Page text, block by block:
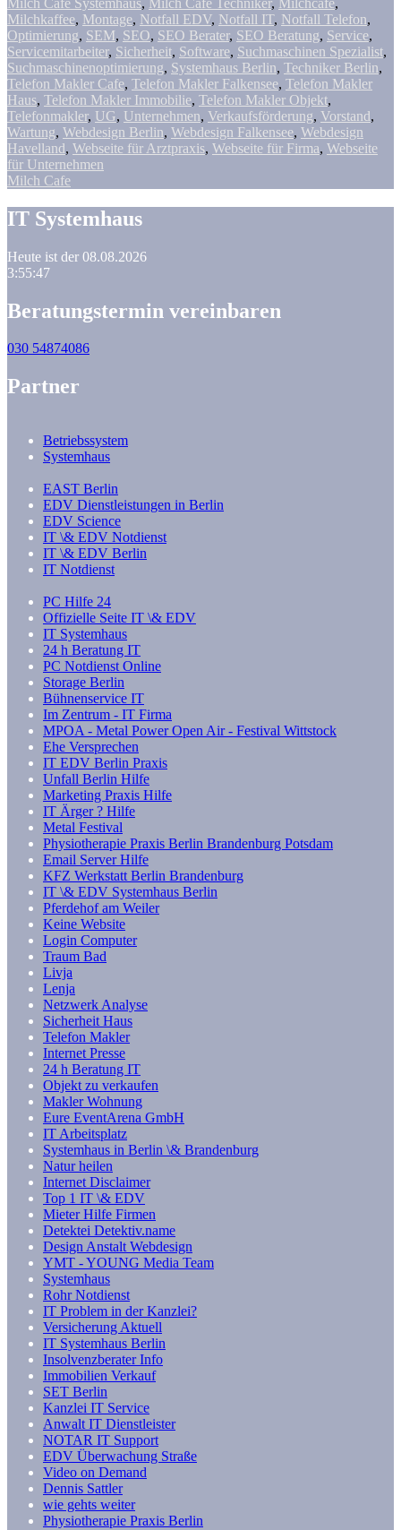
Milchkaffee, Montage, Notfall EDV, Notfall IT, Notfall Telefon,
Optimierung, SEM, SEO, SEO Berater, SEO Beratung, Service,
Servicemitarbeiter, Sicherheit, Software, Suchmaschinen Spezialist,
Suchmaschinenoptimierung, Systemhaus Berlin, Techniker Berlin,
Telefon Makler Cafe, Telefon Makler Falkensee, Telefon Makler
Haus, Telefon Makler Immobilie, Telefon Makler Objekt,
Telefonmakler, UG, Unternehmen, Verkaufsförderung, Vorstand,
Wartung, Webdesign Berlin, Webdesign Falkensee, Webdesign
Havelland, Webseite für Arztpraxis, Webseite für Firma, Webseite
für Unternehmen
Milch Cafe
IT Systemhaus
Heute ist der 08.08.2026
3:55:47
Beratungstermin vereinbaren
030 54874086
Partner
Betriebssystem
Systemhaus
EAST Berlin
EDV Dienstleistungen in Berlin
EDV Science
IT \& EDV Notdienst
IT \& EDV Berlin
IT Notdienst
PC Hilfe 24
Offizielle Seite IT \& EDV
IT Systemhaus
24 h Beratung IT
PC Notdienst Online
Storage Berlin
Bühnenservice IT
Im Zentrum - IT Firma
MPOA - Metal Power Open Air - Festival Wittstock
Ehe Versprechen
IT EDV Berlin Praxis
Unfall Berlin Hilfe
Marketing Praxis Hilfe
IT Ärger ? Hilfe
Metal Festival
Physiotherapie Praxis Berlin Brandenburg Potsdam
Email Server Hilfe
KFZ Werkstatt Berlin Brandenburg
IT \& EDV Systemhaus Berlin
Pferdehof am Weiler
Keine Website
Login Computer
Traum Bad
Livja
Lenja
Netzwerk Analyse
Sicherheit Haus
Telefon Makler
Internet Presse
24 h Beratung IT
Objekt zu verkaufen
Makler Wohnung
Eure EventArena GmbH
IT Arbeitsplatz
Systemhaus in Berlin \& Brandenburg
Natur heilen
Internet Disclaimer
Top 1 IT \& EDV
Mieter Hilfe Firmen
Detektei Detektiv.name
Design Anstalt Webdesign
YMT - YOUNG Media Team
Systemhaus
Rohr Notdienst
IT Problem in der Kanzlei?
Versicherung Aktuell
IT Systemhaus Berlin
Insolvenzberater Info
Immobilien Verkauf
SET Berlin
Kanzlei IT Service
Anwalt IT Dienstleister
NOTAR IT Support
EDV Überwachung Straße
Video on Demand
Dennis Sattler
wie gehts weiter
Physiotherapie Praxis Berlin